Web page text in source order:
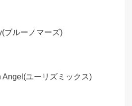
ブルーノマーズ)
Angel(ユーリズミックス)